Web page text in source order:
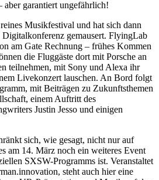
aber garantiert ungefährlich!
Musikfestival und hat sich dann
Digitalkonferenz gemausert. FlyingLab
am Gate Rechnung – frühes Kommen
die Fluggäste dort mit Porsche an
teilnehmen, mit Sony und Alexa ihr
Livekonzert lauschen. An Bord folgt
mit Beiträgen zu Zukunftsthemen
einem Auftritt des
Justin Jesso und einigen
sich, wie gesagt, nicht nur auf
am 14. März noch ein weiteres Event
SXSW-Programms ist. Veranstaltet
steht auch hier eine